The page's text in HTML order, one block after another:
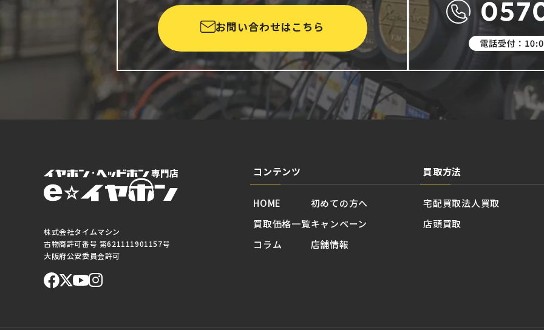
お問い合わせはこちら
株式会社タイムマシン
古物商許可番号 第621111901157号
大阪府公安委員会許可
コンテンツ
HOME
買取価格一覧
コラム
初めての方へ
キャンペーン
店舗情報
買取方法
宅配買取
店頭買取
法人買取